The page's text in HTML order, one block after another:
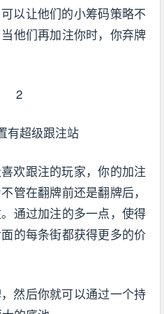
以让他们的小筹码策略不
他们再加注你时，你弃牌
2
有超级跟注站
欢跟注的玩家，你的加注
管在翻牌前还是翻牌后，
通过加注的多一点，使得
的每条街都获得更多的价
然后你就可以通过一个持